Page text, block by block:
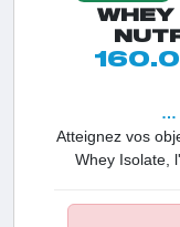
Atteignez vos
Whey Isolate,
tunisiens qui
…